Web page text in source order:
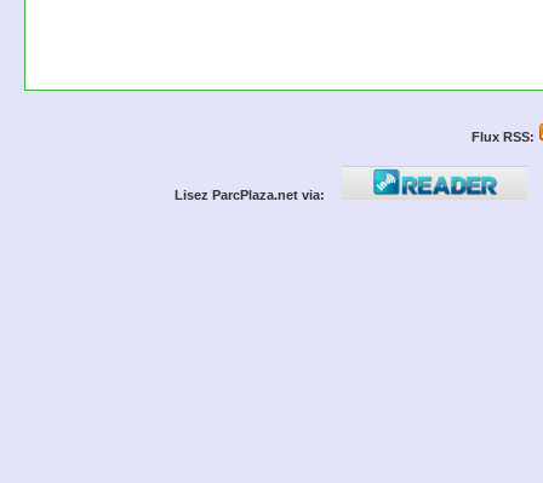
Flux RSS:
Lisez ParcPlaza.net via: